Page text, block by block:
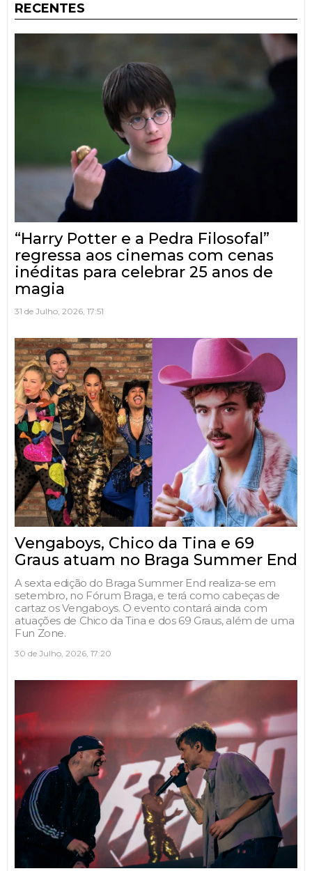
RECENTES
“Harry Potter e a Pedra Filosofal”
regressa aos cinemas com cenas
inéditas para celebrar 25 anos de
magia
31 de Julho, 2026, 17:51
Vengaboys, Chico da Tina e 69
Graus atuam no Braga Summer End
A sexta edição do Braga Summer End realiza-se em
setembro, no Fórum Braga, e terá como cabeças de
cartaz os Vengaboys. O evento contará ainda com
atuações de Chico da Tina e dos 69 Graus, além de uma
Fun Zone.
30 de Julho, 2026, 17:20